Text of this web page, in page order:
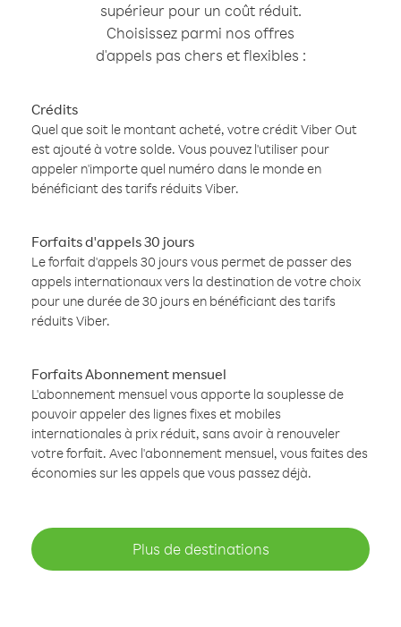
supérieur pour un coût réduit.
Choisissez parmi nos offres
d'appels pas chers et flexibles :
Crédits
Quel que soit le montant acheté, votre crédit Viber Out
est ajouté à votre solde. Vous pouvez l'utiliser pour
appeler n'importe quel numéro dans le monde en
bénéficiant des tarifs réduits Viber.
Forfaits d'appels 30 jours
Le forfait d'appels 30 jours vous permet de passer des
appels internationaux vers la destination de votre choix
pour une durée de 30 jours en bénéficiant des tarifs
réduits Viber.
Forfaits Abonnement mensuel
L'abonnement mensuel vous apporte la souplesse de
pouvoir appeler des lignes fixes et mobiles
internationales à prix réduit, sans avoir à renouveler
votre forfait. Avec l'abonnement mensuel, vous faites des
économies sur les appels que vous passez déjà.
Plus de destinations